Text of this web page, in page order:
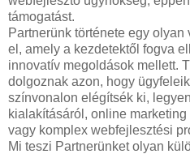
támogatást.
Partnerünk története egy
el, amely a kezdetektől fogva
innovatív megoldások mellett.
dolgoznak azon, hogy
színvonalon elégítsék ki,
kialakításáról, online
vagy komplex webfejlesztési
Mi teszi Partnerünket olyan